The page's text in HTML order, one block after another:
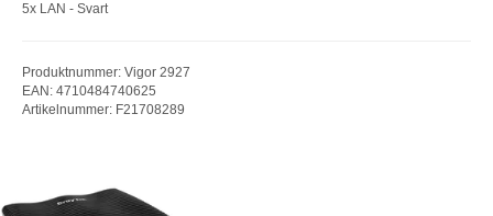
5x LAN - Svart
Produktnummer: Vigor 2927
EAN: 4710484740625
Artikelnummer: F21708289